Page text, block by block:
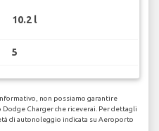
10.2 l
5
non possiamo garantire
Charger che riceverai. Per dettagli
di autonoleggio indicata su Aeroporto